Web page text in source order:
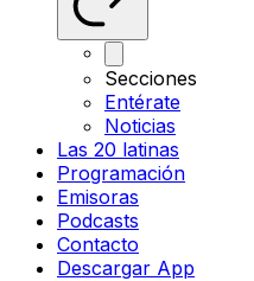
Secciones
Entérate
Noticias
Las 20 latinas
Programación
Emisoras
Podcasts
Contacto
Descargar App